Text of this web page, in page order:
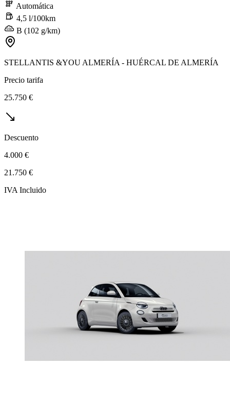
Automática
4,5 l/100km
B (102 g/km)
STELLANTIS &YOU ALMERÍA - HUÉRCAL DE ALMERÍA
Precio tarifa
25.750 €
Descuento
4.000 €
21.750 €
IVA Incluido